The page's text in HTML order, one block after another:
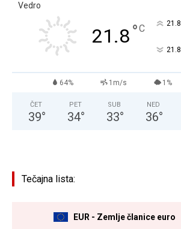
Vedro
21.8°C 21.8
21.8
64% 1m/s 1%
ČET
39°
PET
34°
SUB
33°
NED
36°
Tečajna lista:
EUR - Zemlje članice euro